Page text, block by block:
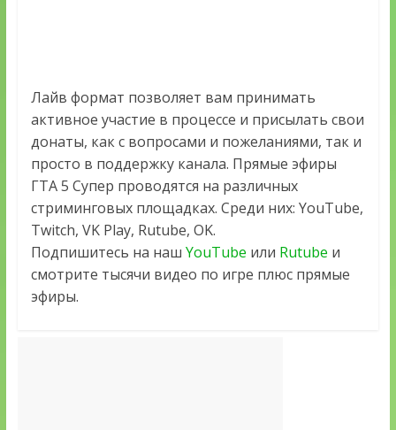
Лайв формат позволяет вам принимать
активное участие в процессе и присылать свои
донаты, как с вопросами и пожеланиями, так и
просто в поддержку канала. Прямые эфиры
ГТА 5 Супер проводятся на различных
стриминговых площадках. Среди них: YouTube,
Twitch, VK Play, Rutube, OK.
Подпишитесь на наш YouTube или Rutube и
смотрите тысячи видео по игре плюс прямые
эфиры.